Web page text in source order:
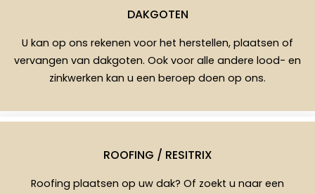
DAKGOTEN
U kan op ons rekenen voor het herstellen, plaatsen of
vervangen van dakgoten. Ook voor alle andere lood- en
zinkwerken kan u een beroep doen op ons.
ROOFING / RESITRIX
Roofing plaatsen op uw dak? Of zoekt u naar een